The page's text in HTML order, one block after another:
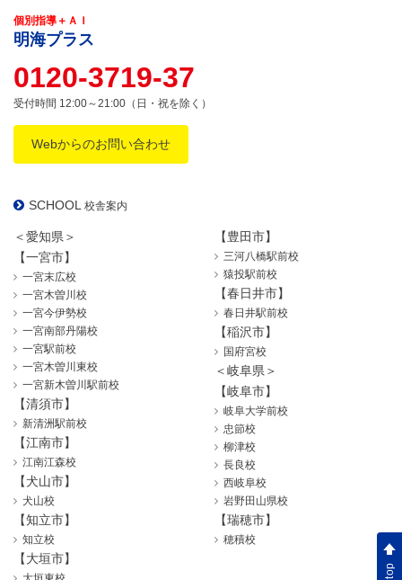
個別指導＋ＡＩ
明海プラス
0120-3719-37
受付時間 12:00～21:00（日・祝を除く）
Webからのお問い合わせ
SCHOOL 校舎案内
＜愛知県＞
【一宮市】
一宮末広校
一宮木曽川校
一宮今伊勢校
一宮南部丹陽校
一宮駅前校
一宮木曽川東校
一宮新木曽川駅前校
【清須市】
新清洲駅前校
【江南市】
江南江森校
【犬山市】
犬山校
【知立市】
知立校
【豊田市】
三河八橋駅前校
猿投駅前校
【春日井市】
春日井駅前校
【稲沢市】
国府宮校
＜岐阜県＞
【岐阜市】
岐阜大学前校
忠節校
柳津校
長良校
西岐阜校
岩野田山県校
【瑞穂市】
穂積校
【大垣市】